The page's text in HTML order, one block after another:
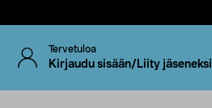
Tervetuloa
Kirjaudu sisään/Liity jäseneksi